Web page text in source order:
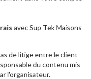
avec Sup Tek Maisons
de litige entre le client
du contenu mis
l'organisateur.